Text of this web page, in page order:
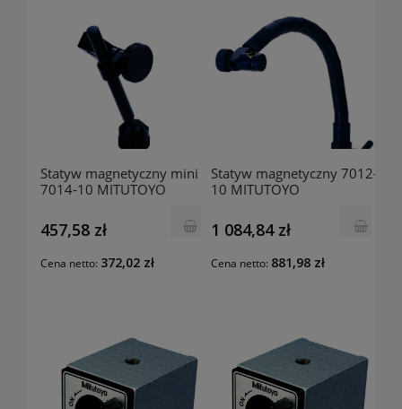
Statyw magnetyczny mini
7014-10 MITUTOYO
457,58 zł
Cena netto: 372,02 zł
Statyw magnetyczny 7012-
10 MITUTOYO
1 084,84 zł
Cena netto: 881,98 zł